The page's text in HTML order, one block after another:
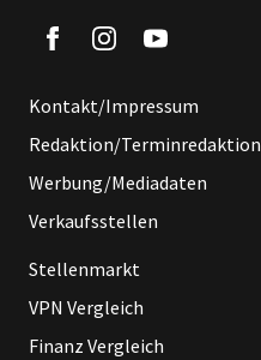
Kontakt/Impressum
Redaktion/Terminredaktion
Werbung/Mediadaten
Verkaufsstellen
Stellenmarkt
VPN Vergleich
Finanz Vergleich